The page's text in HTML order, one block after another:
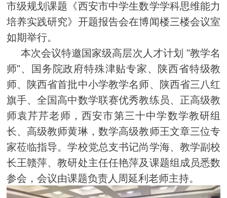
市级规划课题《西安市中学生数学学科思维能力
培养实践研究》开题报告会在博闻楼三楼会议室
如期举行。
本次会议特邀国家级高层次人才计划 "教学名
师"、国务院政府特殊津贴专家、陕西省特级教
师、陕西省首批中小学教学名师、陕西省三八红
旗手、全国高中数学联赛优秀教练员、正高级教
师袁芹芹老师，西安市第三十中学数学教研组
长、高级教师黄琳，数学高级教师王文章三位专
家莅临指导。学校党总支书记尚学海、教学副校
长王赣萍、教研处主任任艳萍及课题组成员悉数
参会，会议由课题负责人周延利老师主持。